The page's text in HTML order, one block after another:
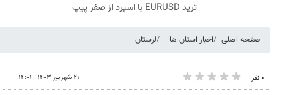
ترید EURUSD با اسپرد از صفر پیپ
صفحه اصلی اخبار استان ها لرستان
۰ نفر ۲۱ شهریور ۱۴۰۳ - ۱۴:۰۱